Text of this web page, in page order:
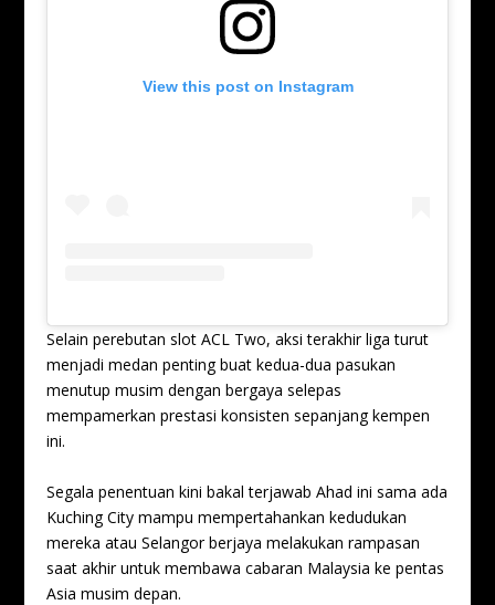
View this post on Instagram
Selain perebutan slot ACL Two, aksi terakhir liga turut
menjadi medan penting buat kedua-dua pasukan
menutup musim dengan bergaya selepas
mempamerkan prestasi konsisten sepanjang kempen
ini.
Segala penentuan kini bakal terjawab Ahad ini sama ada
Kuching City mampu mempertahankan kedudukan
mereka atau Selangor berjaya melakukan rampasan
saat akhir untuk membawa cabaran Malaysia ke pentas
Asia musim depan.